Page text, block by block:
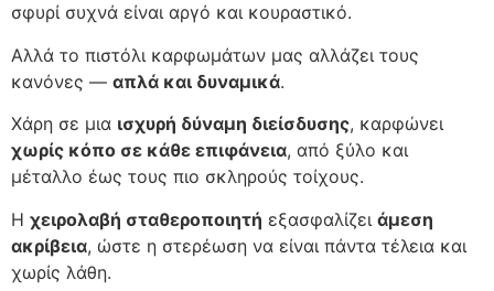
σφυρί συχνά είναι αργό και κουραστικό.
Αλλά το πιστόλι καρφωμάτων μας αλλάζει τους
κανόνες — απλά και δυναμικά.
Χάρη σε μια ισχυρή δύναμη διείσδυσης, καρφώνει
χωρίς κόπο σε κάθε επιφάνεια, από ξύλο και
μέταλλο έως τους πιο σκληρούς τοίχους.
Η χειρολαβή σταθεροποιητή εξασφαλίζει άμεση
ακρίβεια, ώστε η στερέωση να είναι πάντα τέλεια και
χωρίς λάθη.